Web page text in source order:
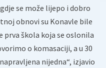
se može lijepo i dobro
obnovi su Konavle bile
prva škola koja se oslonila
o komasaciji, a u 30
nijedna“, izjavio